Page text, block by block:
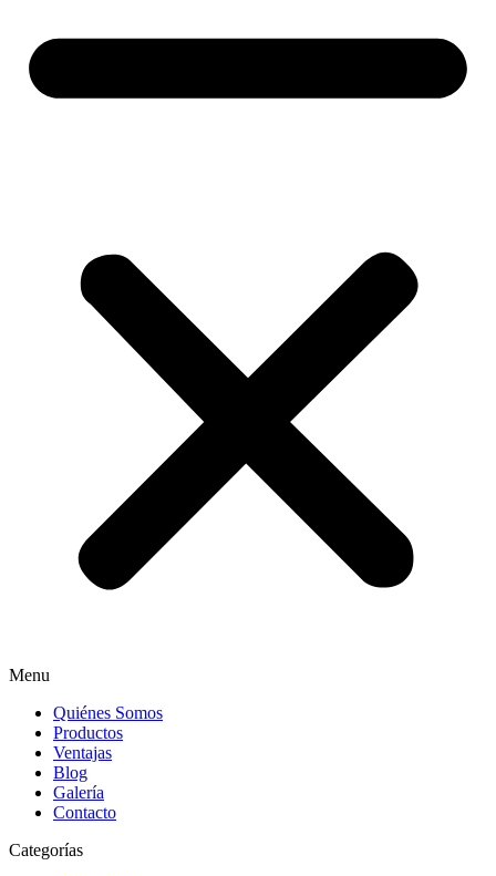
Menu
Quiénes Somos
Productos
Ventajas
Blog
Galería
Contacto
Categorías